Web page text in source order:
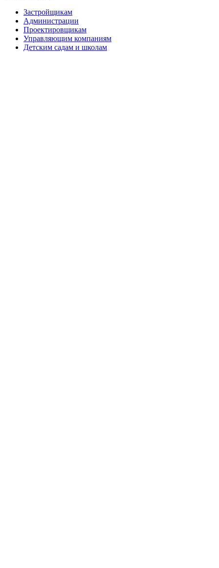
Застройщикам
Администрации
Проектировщикам
Управляющим компаниям
Детским садам и школам